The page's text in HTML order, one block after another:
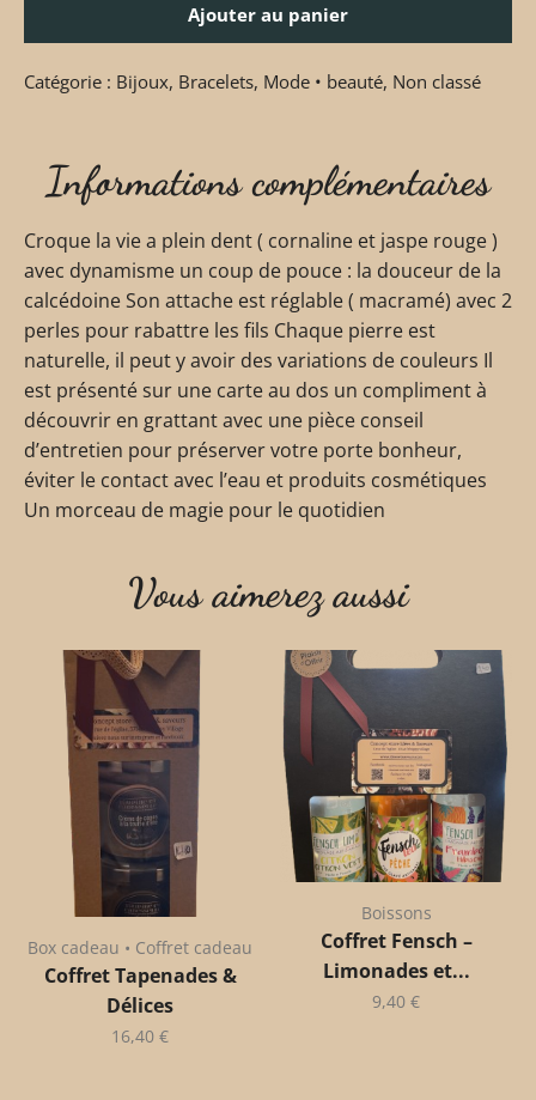
Ajouter au panier
Catégorie : Bijoux, Bracelets, Mode • beauté, Non classé
Informations complémentaires
Croque la vie a plein dent ( cornaline et jaspe rouge )
avec dynamisme un coup de pouce : la douceur de la
calcédoine Son attache est réglable ( macramé) avec 2
perles pour rabattre les fils Chaque pierre est
naturelle, il peut y avoir des variations de couleurs Il
est présenté sur une carte au dos un compliment à
découvrir en grattant avec une pièce conseil
d’entretien pour préserver votre porte bonheur,
éviter le contact avec l’eau et produits cosmétiques
Un morceau de magie pour le quotidien
Vous aimerez aussi
Box cadeau • Coffret cadeau
Coffret Tapenades &
Délices
16,40 €
Boissons
Coffret Fensch –
Limonades et...
9,40 €